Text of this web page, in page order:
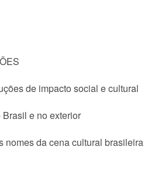
de impacto social e cultural
e no exterior
nomes da cena cultural brasileira